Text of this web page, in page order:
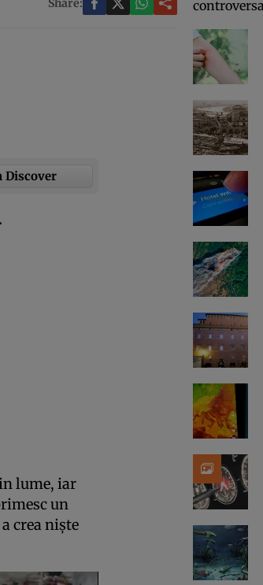
Share:
Discover
lume, iar
un
crea niște